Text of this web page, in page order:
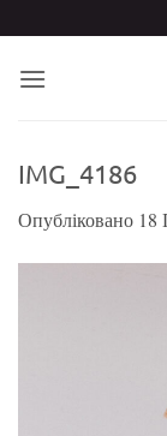
IMG_4186
Опубліковано 18